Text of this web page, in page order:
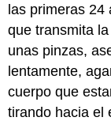
las primeras 24
que transmita
unas pinzas,
lentamente,
cuerpo que
tirando hacia el